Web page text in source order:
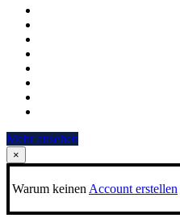
Mehr ansehen
×
Warum keinen Account erstellen